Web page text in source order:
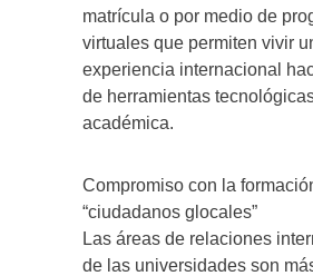
matrícula o por medio de
virtuales que permiten vivir
experiencia internacional
de herramientas
académica.
Compromiso con la
“ciudadanos glocales”
Las áreas de relaciones
de las universidades son